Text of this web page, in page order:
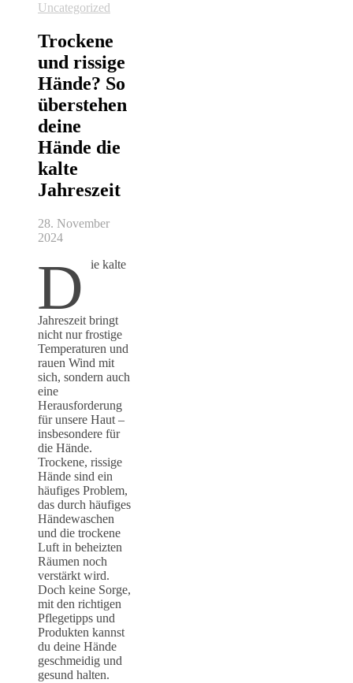
Uncategorized
Trockene
und rissige
Hände? So
überstehen
deine
Hände die
kalte
Jahreszeit
28. November
2024
D ie kalte
Jahreszeit bringt
nicht nur frostige
Temperaturen und
rauen Wind mit
sich, sondern auch
eine
Herausforderung
für unsere Haut –
insbesondere für
die Hände.
Trockene, rissige
Hände sind ein
häufiges Problem,
das durch häufiges
Händewaschen
und die trockene
Luft in beheizten
Räumen noch
verstärkt wird.
Doch keine Sorge,
mit den richtigen
Pflegetipps und
Produkten kannst
du deine Hände
geschmeidig und
gesund halten.